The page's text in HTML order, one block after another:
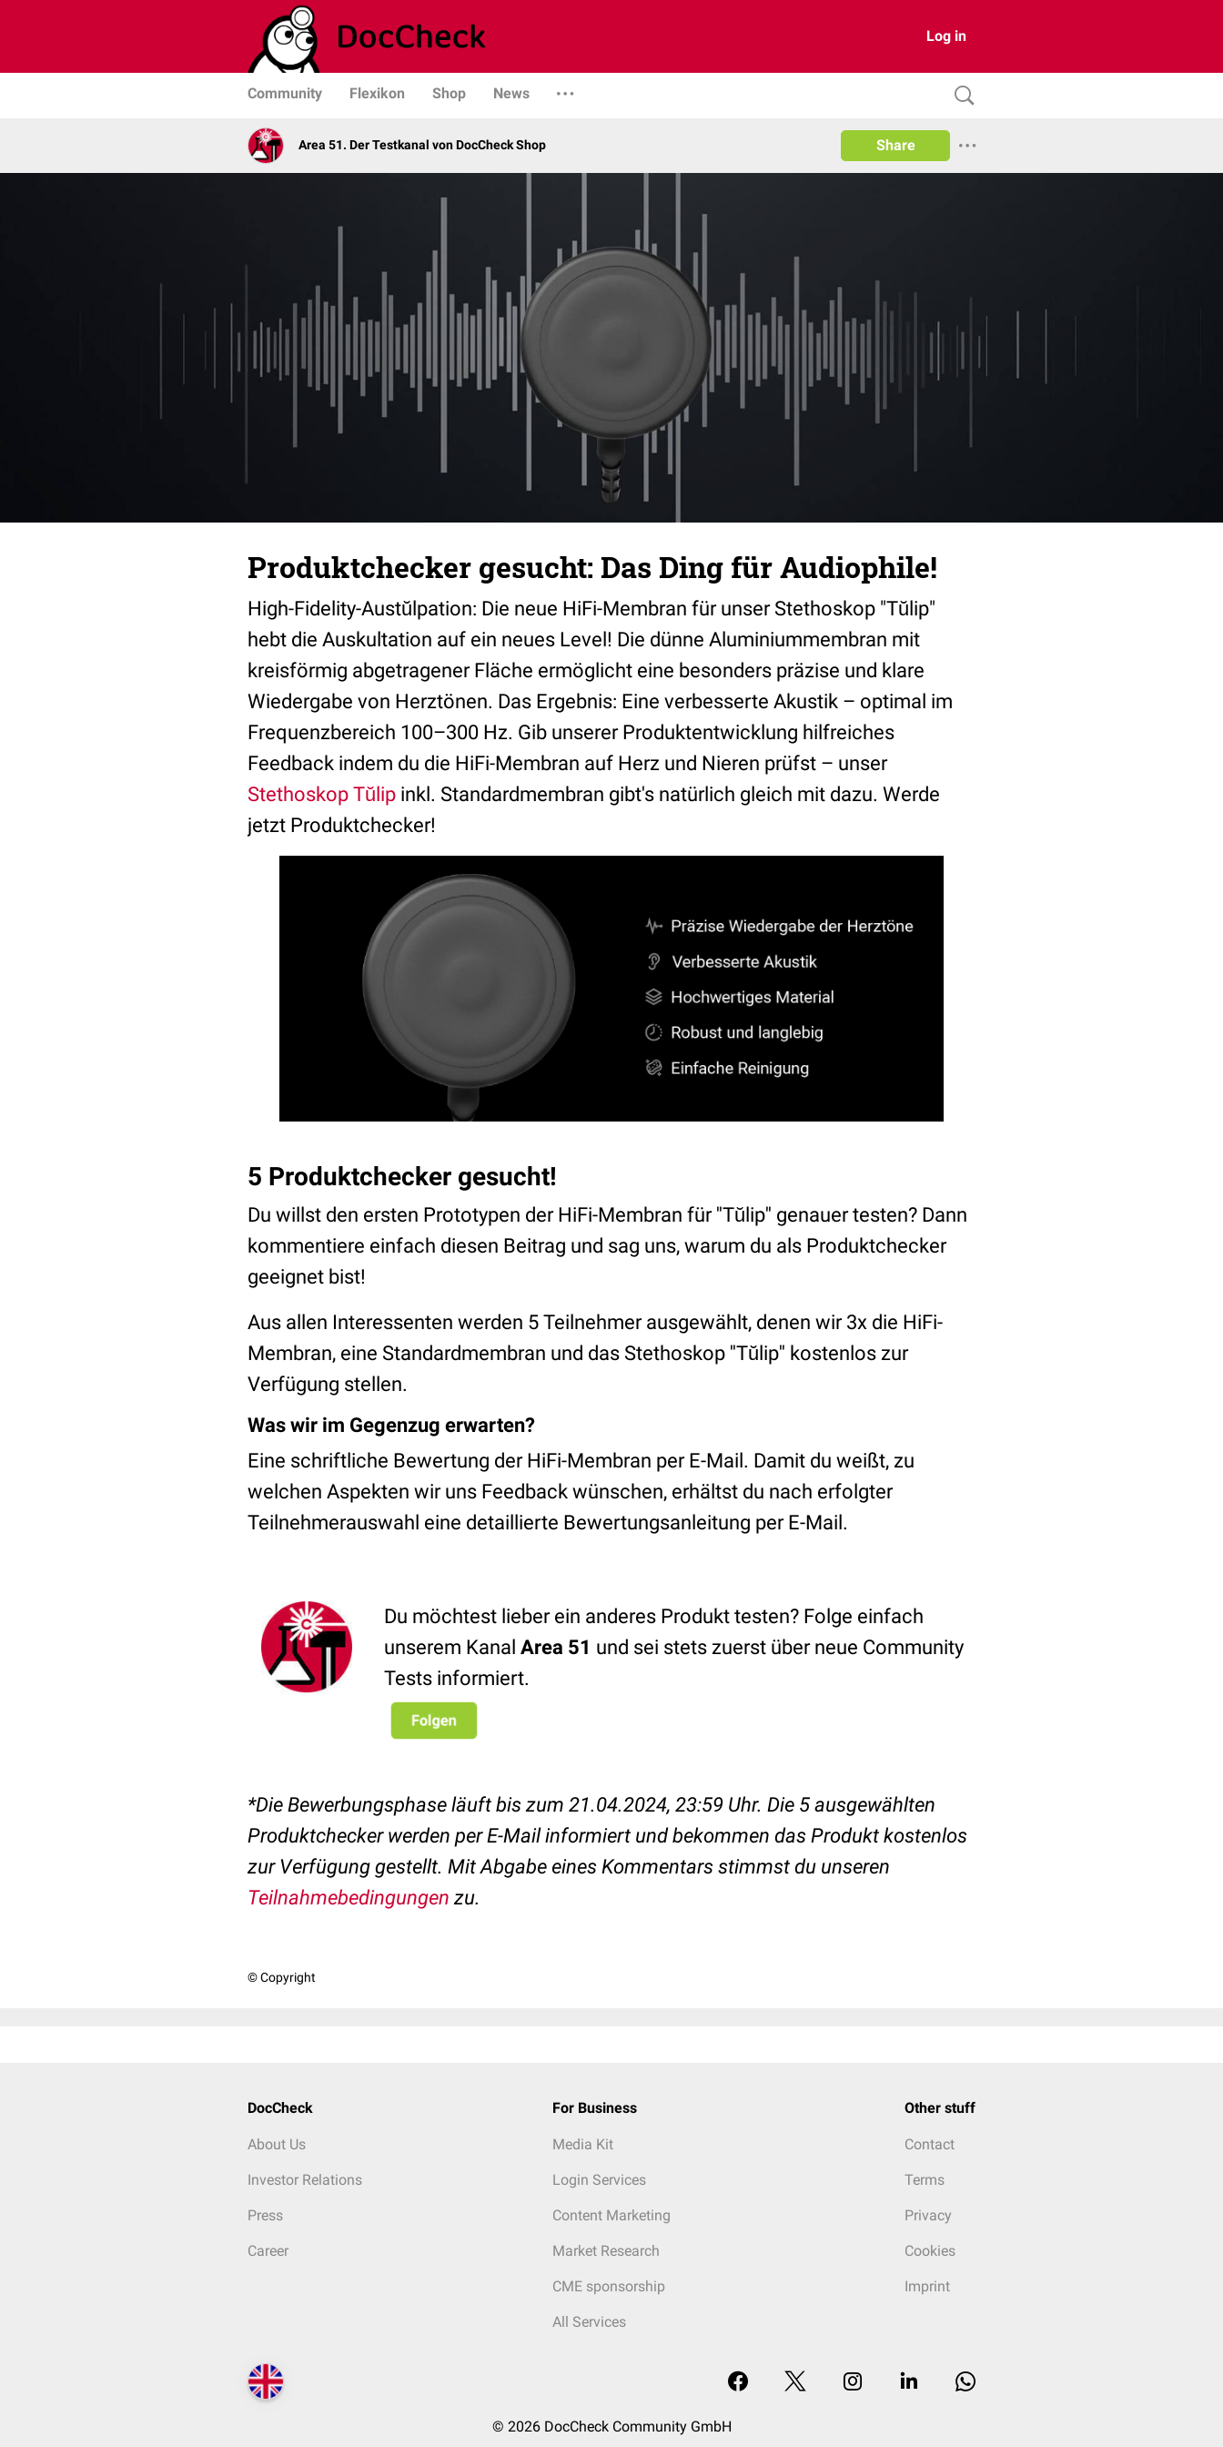
Log in
Community Flexikon Shop News
Area 51. Der Testkanal von DocCheck Shop Share
Produktchecker gesucht: Das Ding für Audiophile!
High-Fidelity-Austŭlpation: Die neue HiFi-Membran für unser Stethoskop "Tŭlip"
hebt die Auskultation auf ein neues Level! Die dünne Aluminiummembran mit
kreisförmig abgetragener Fläche ermöglicht eine besonders präzise und klare
Wiedergabe von Herztönen. Das Ergebnis: Eine verbesserte Akustik – optimal im
Frequenzbereich 100–300 Hz. Gib unserer Produktentwicklung hilfreiches
Feedback indem du die HiFi-Membran auf Herz und Nieren prüfst – unser
Stethoskop Tŭlip inkl. Standardmembran gibt's natürlich gleich mit dazu. Werde
jetzt Produktchecker!
5 Produktchecker gesucht!
Du willst den ersten Prototypen der HiFi-Membran für ''Tŭlip'' genauer testen? Dann
kommentiere einfach diesen Beitrag und sag uns, warum du als Produktchecker
geeignet bist!
Aus allen Interessenten werden 5 Teilnehmer ausgewählt, denen wir 3x die HiFi-
Membran, eine Standardmembran und das Stethoskop ''Tŭlip'' kostenlos zur
Verfügung stellen.
Was wir im Gegenzug erwarten?
Eine schriftliche Bewertung der HiFi-Membran per E-Mail. Damit du weißt, zu
welchen Aspekten wir uns Feedback wünschen, erhältst du nach erfolgter
Teilnehmerauswahl eine detaillierte Bewertungsanleitung per E-Mail.
Du möchtest lieber ein anderes Produkt testen? Folge einfach
unserem Kanal Area 51 und sei stets zuerst über neue Community
Tests informiert.
*Die Bewerbungsphase läuft bis zum 21.04.2024, 23:59 Uhr. Die 5 ausgewählten
Produktchecker werden per E-Mail informiert und bekommen das Produkt kostenlos
zur Verfügung gestellt. Mit Abgabe eines Kommentars stimmst du unseren
Teilnahmebedingungen zu.
© Copyright
DocCheck
About Us
Investor Relations
Press
Career
For Business
Media Kit
Login Services
Content Marketing
Market Research
CME sponsorship
All Services
Other stuff
Contact
Terms
Privacy
Cookies
Imprint
© 2026 DocCheck Community GmbH